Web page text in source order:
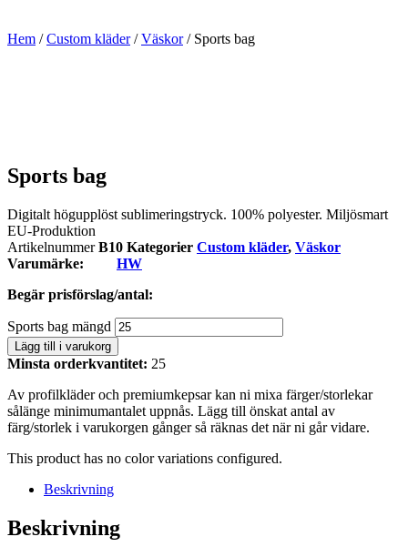
Hem /Custom kläder/Väskor/ Sports bag
Sports bag
Digitalt högupplöst sublimeringstryck. 100% polyester. Miljösmart
EU-Produktion
ArtikelnummerB10 Kategorier Custom kläder, Väskor
Varumärke:
HW
Begär prisförslag/antal:
Sports bag mängd
Lägg till i varukorg
Minsta orderkvantitet: 25
Av profilkläder och premiumkepsar kan ni mixa färger/storlekar
sålänge minimumantalet uppnås. Lägg till önskat antal av
färg/storlek i varukorgen gånger så räknas det när ni går vidare.
This product has no color variations configured.
Beskrivning
Beskrivning